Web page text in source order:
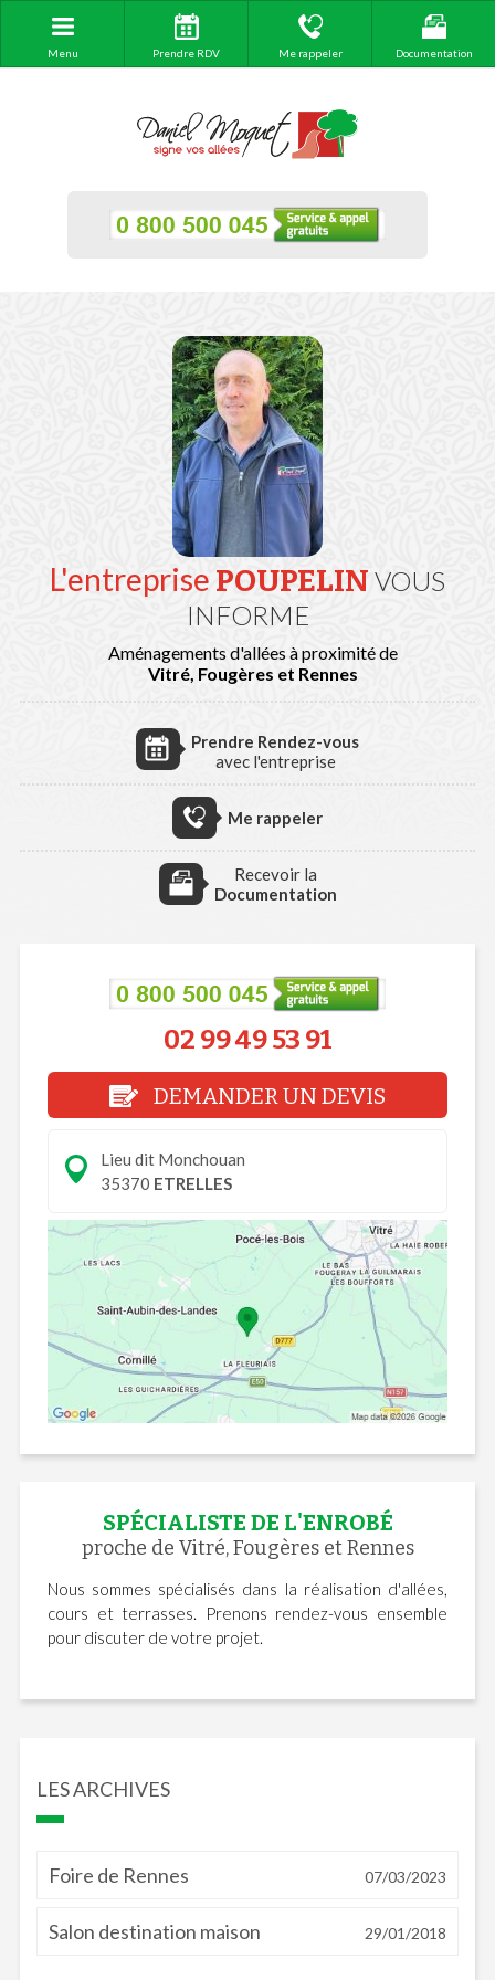
Menu Prendre RDV Me rappeler Documentation
L'entreprise POUPELIN VOUS
INFORME
Aménagements d'allées à proximité de
Vitré, Fougères et Rennes
Prendre Rendez-vous
avec l'entreprise
Me rappeler
Recevoir la
Documentation
02 99 49 53 91
DEMANDER UN DEVIS
Lieu dit Monchouan
35370 ETRELLES
SPÉCIALISTE DE L'ENROBÉ
proche de Vitré, Fougères et Rennes
Nous sommes spécialisés dans la réalisation d'allées,
cours et terrasses. Prenons rendez-vous ensemble
pour discuter de votre projet.
LES ARCHIVES
Foire de Rennes 07/03/2023
Salon destination maison 29/01/2018